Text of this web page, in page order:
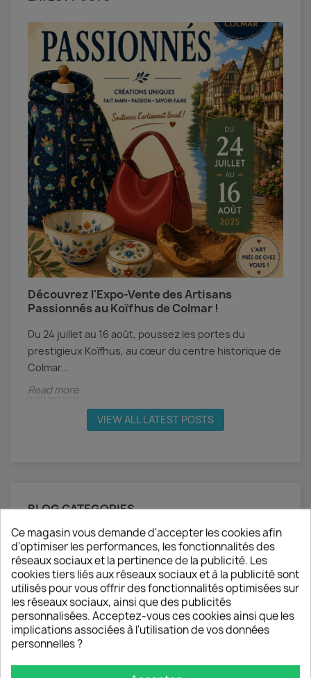
Découvrez l'Expo-Vente des Artisans
Passionnés au Koïfhus de Colmar !
Du 24 juillet au 16 août, poussez les portes du
prestigieux Koïfhus, au cœur du centre historique de
Colmar...
Read more
VIEW ALL LATEST POSTS
BLOG CATEGORIES
A propos de Philippe LINGLET (2)
VIEW ALL CATEGORIES
SEARCH IN BLOG
Ce magasin vous demande d'accepter les cookies afin
d'optimiser les performances, les fonctionnalités des
réseaux sociaux et la pertinence de la publicité. Les
cookies tiers liés aux réseaux sociaux et à la publicité sont
utilisés pour vous offrir des fonctionnalités optimisées sur
les réseaux sociaux, ainsi que des publicités
personnalisées. Acceptez-vous ces cookies ainsi que les
implications associées à l'utilisation de vos données
personnelles ?